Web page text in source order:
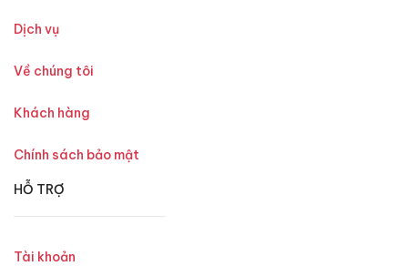
Dịch vụ
Về chúng tôi
Khách hàng
Chính sách bảo mật
HỖ TRỢ
Tài khoản